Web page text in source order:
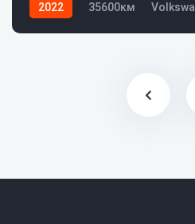
2022 35600км